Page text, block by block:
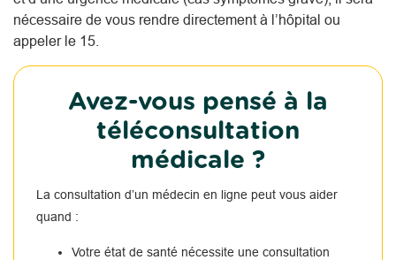
nécessaire de vous rendre directement à l’hôpital ou
appeler le 15.
Avez-vous pensé à la
téléconsultation
médicale ?
La consultation d’un médecin en ligne peut vous aider
quand :
Votre état de santé nécessite une consultation